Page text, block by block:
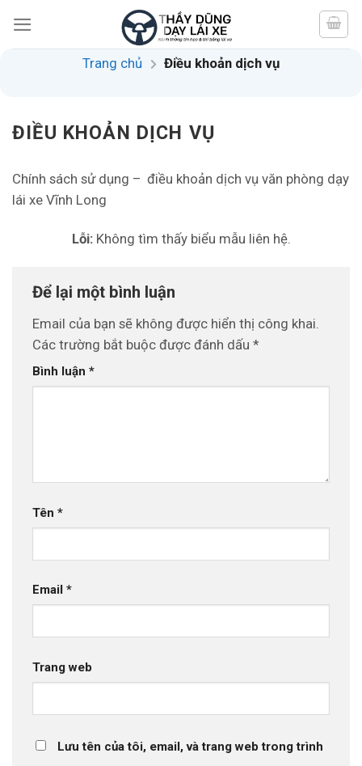
content
Trang chủ Điều khoản dịch vụ
ĐIỀU KHOẢN DỊCH VỤ
Chính sách sử dụng – điều khoản dịch vụ văn phòng dạy
lái xe Vĩnh Long
Lỗi:Không tìm thấy biểu mẫu liên hệ.
Để lại một bình luận
Email của bạn sẽ không được hiển thị công khai.
Các trường bắt buộc được đánh dấu *
Bình luận *
Tên *
Email *
Trang web
Lưu tên của tôi, email, và trang web trong trình